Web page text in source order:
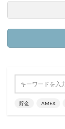
貯金 AMEX